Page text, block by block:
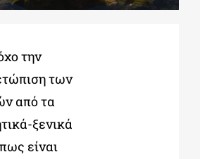
την
των
από τα
ξενικά
είναι